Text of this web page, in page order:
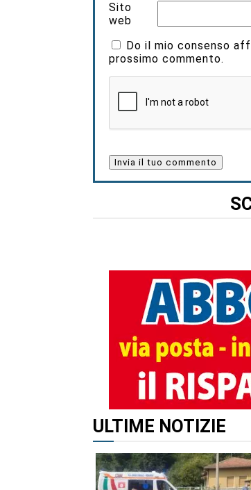
Sito
web
Do il mio consenso
prossimo commento.
ULTIME NOTIZIE